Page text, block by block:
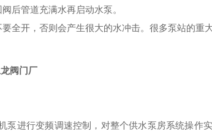
阀后管道充满水再启动水泵。
要全开，否则会产生很大的水冲击。很多泵站的重
阀门厂
泵进行变频调速控制，对整个供水泵房系统操